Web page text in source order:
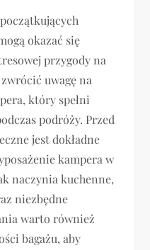
okazać się
przygody na
uwagę na
który spełni
podróży. Przed
jest dokładne
kampera w
naczynia kuchenne,
niezbędne
warto również
bagażu, aby